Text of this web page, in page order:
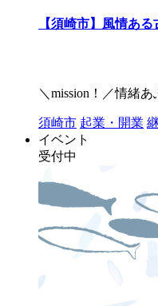
【須崎市】風情ある
＼mission！／情緒
須崎市 起業・開業
イベント
受付中